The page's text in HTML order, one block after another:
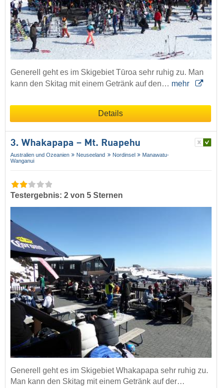
Generell geht es im Skigebiet Tūroa sehr ruhig zu. Man
kann den Skitag mit einem Getränk auf den… mehr
Details
3. Whakapapa – Mt. Ruapehu
Australien und Ozeanien Neuseeland Nordinsel
Manawatu-
Wanganui
Testergebnis: 2 von 5 Sternen
Generell geht es im Skigebiet Whakapapa sehr ruhig zu.
Man kann den Skitag mit einem Getränk auf der…